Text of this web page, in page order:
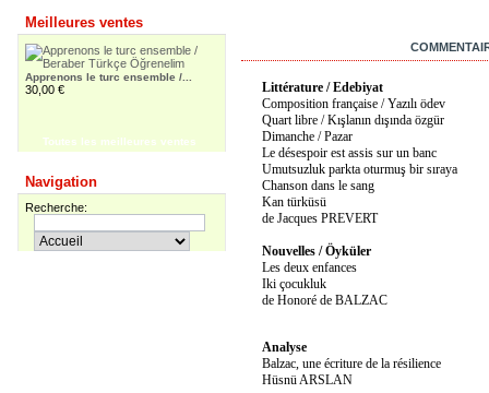
Meilleures ventes
Apprenons le turc ensemble /...
30,00 €
55,00 €
Pir Sultan Abdal
16,00 €
Toutes les meilleures ventes
Navigation
Recherche:
Littérature / Edebiyat
Composition française / Yazılı ödev
Quart libre / Kışlanın dışında özgür
Dimanche / Pazar
Le désespoir est assis sur un banc
Umutsuzluk parkta oturmuş bir sıraya
Chanson dans le sang
Kan türküsü
de Jacques PREVERT
Nouvelles / Öyküler
Les deux enfances
Iki çocukluk
de Honoré de BALZAC
Analyse
Balzac, une écriture de la résilience
Hüsnü ARSLAN